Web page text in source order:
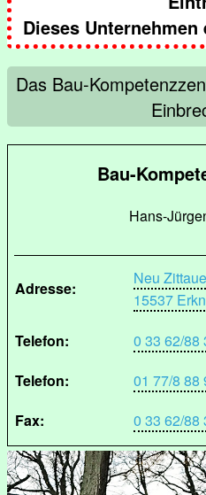
Dieses
Das Bau-
Bau-
Hans-
Adresse:
Neu
15537
Telefon:
0 33 62/88
Telefon:
01 77/8 88
Fax:
0 33 62/88